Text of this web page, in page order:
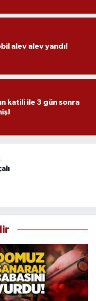
alev alev yandı!
katili ile 3 gün sonra